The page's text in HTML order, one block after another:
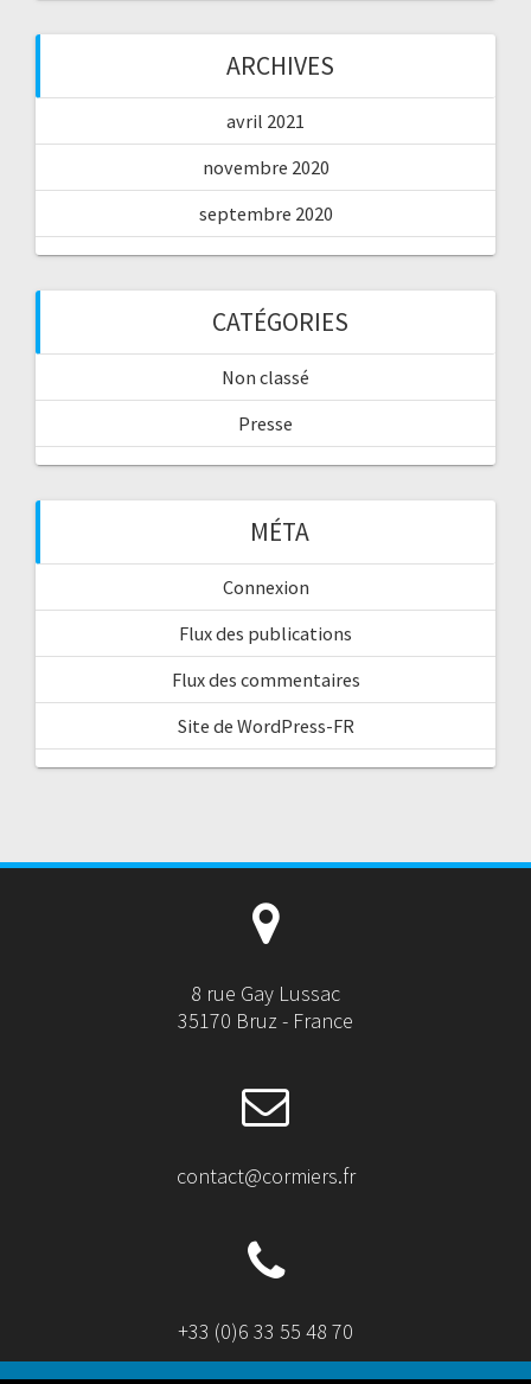
ARCHIVES
avril 2021
novembre 2020
septembre 2020
CATÉGORIES
Non classé
Presse
MÉTA
Connexion
Flux des publications
Flux des commentaires
Site de WordPress-FR
8 rue Gay Lussac
35170 Bruz - France
contact@cormiers.fr
+33 (0)6 33 55 48 70